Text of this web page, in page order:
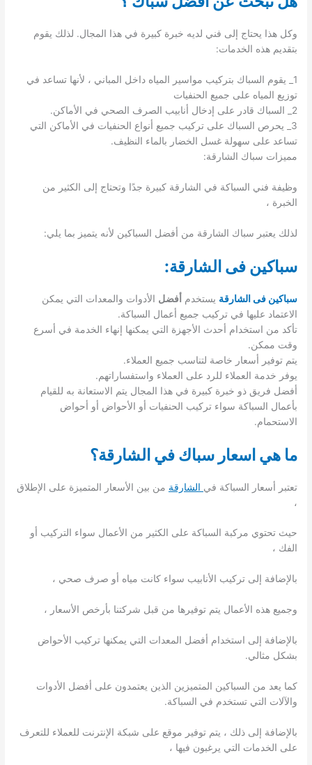
وكل هذا يحتاج إلى فني لديه خبرة كبيرة في هذا المجال. لذلك يقوم
بتقديم هذه الخدمات:
1_ يقوم السباك بتركيب مواسير المياه داخل المباني ، لأنها تساعد في
توزيع المياه على جميع الحنفيات
2_ السباك قادر على إدخال أنابيب الصرف الصحي في الأماكن.
3_ يحرص السباك على تركيب جميع أنواع الحنفيات في الأماكن التي
تساعد على سهولة غسل الخضار بالماء النظيف.
مميزات سباك الشارقة:
وظيفة فني السباكة في الشارقة كبيرة جدًا وتحتاج إلى الكثير من
الخبرة ،
لذلك يعتبر سباك الشارقة من أفضل السباكين لأنه يتميز بما يلي:
سباكين فى الشارقة:
سباكين فى الشارقة يستخدم أفضل الأدوات والمعدات التي يمكن
الاعتماد عليها في تركيب جميع أعمال السباكة.
تأكد من استخدام أحدث الأجهزة التي يمكنها إنهاء الخدمة في أسرع
وقت ممكن.
يتم توفير أسعار خاصة لتناسب جميع العملاء.
يوفر خدمة العملاء للرد على العملاء واستفساراتهم.
أفضل فريق ذو خبرة كبيرة في هذا المجال يتم الاستعانة به للقيام
بأعمال السباكة سواء تركيب الحنفيات أو الأحواض أو أحواض
الاستحمام.
ما هي اسعار سباك في الشارقة؟
تعتبر أسعار السباكة في الشارقة من بين الأسعار المتميزة على الإطلاق
،
حيث تحتوي مركبة السباكة على الكثير من الأعمال سواء التركيب أو
الفك ،
بالإضافة إلى تركيب الأنابيب سواء كانت مياه أو صرف صحي ،
وجميع هذه الأعمال يتم توفيرها من قبل شركتنا بأرخص الأسعار ،
بالإضافة إلى استخدام أفضل المعدات التي يمكنها تركيب الأحواض
بشكل مثالي.
كما يعد من السباكين المتميزين الذين يعتمدون على أفضل الأدوات
والآلات التي تستخدم في السباكة.
بالإضافة إلى ذلك ، يتم توفير موقع على شبكة الإنترنت للعملاء للتعرف
على الخدمات التي يرغبون فيها ،